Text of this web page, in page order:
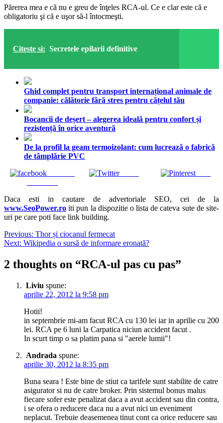
Părerea mea e că nu e greu de înţeles RCA-ul. Ce e clar este că e
obligatoriu şi că e uşor să-l întocmeşti.
Citeste si: Secretele epilarii definitive
Ghid complet pentru transport internațional animale de
companie: călătorie fără stres pentru cățelul tău
Bocancii de deșert – alegerea ideală pentru confort și
rezistență în orice aventură
De la profil la geam termoizolant: cum lucrează o fabrică
de tâmplărie PVC
Tweet Save
Daca esti in cautare de advertoriale SEO, cei de la
www.SeoPower.ro iti pun la dispozitie o lista de cateva sute de site-
uri pe care poti face link building.
Navigare
în
articole
Previous: Thor și ciocanul fermecat
Next: Wikipedia o sursă de informare eronată?
2 thoughts on “RCA-ul pas cu pas”
Liviu spune:
aprilie 22, 2012 la 9:58 pm
Hotii!
in septembrie mi-am facut RCA cu 130 lei iar in aprilie cu 200
lei. RCA pe 6 luni la Carpatica niciun accident facut .
In scurt timp o sa platim pana si "aerele lumii"!
Andrada spune:
aprilie 30, 2012 la 8:35 pm
Buna seara ! Este bine de stiut ca tarifele sunt stabilite de catre
asigurator si nu de catre broker. Prin sistemul bonus malus
fiecare sofer este penalizat daca a avut accident sau din contra,
i se ofera o reducere daca nu a avut nici un eveniment
neplacut. Trebuie deasemenea tinut cont ca orice reducere sau